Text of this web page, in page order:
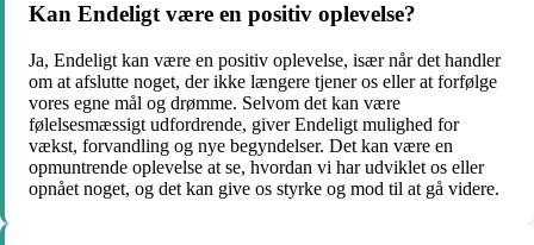
Kan Endeligt være en positiv oplevelse?
Ja, Endeligt kan være en positiv oplevelse, især når det handler
om at afslutte noget, der ikke længere tjener os eller at forfølge
vores egne mål og drømme. Selvom det kan være
følelsesmæssigt udfordrende, giver Endeligt mulighed for
vækst, forvandling og nye begyndelser. Det kan være en
opmuntrende oplevelse at se, hvordan vi har udviklet os eller
opnået noget, og det kan give os styrke og mod til at gå videre.